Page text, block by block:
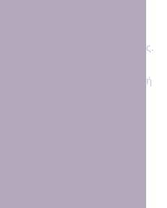
με 6 κουφετάκια σοκολάτας.
καλεσμένους μας στη βάπτιση ή
και πάνω.
χρώμα επιλογής,